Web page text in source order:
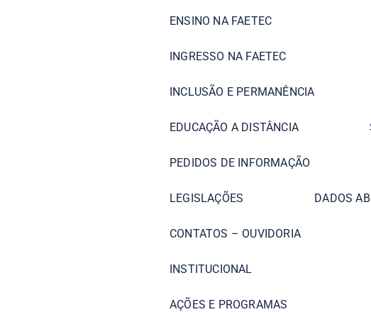
ENSINO NA FAETEC
INGRESSO NA FAETEC
INCLUSÃO E PERMANÊNCIA
EDUCAÇÃO A DISTÂNCIA
PEDIDOS DE INFORMAÇÃO
LEGISLAÇÕES DADOS
CONTATOS – OUVIDORIA
INSTITUCIONAL
AÇÕES E PROGRAMAS